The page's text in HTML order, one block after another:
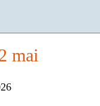
mai